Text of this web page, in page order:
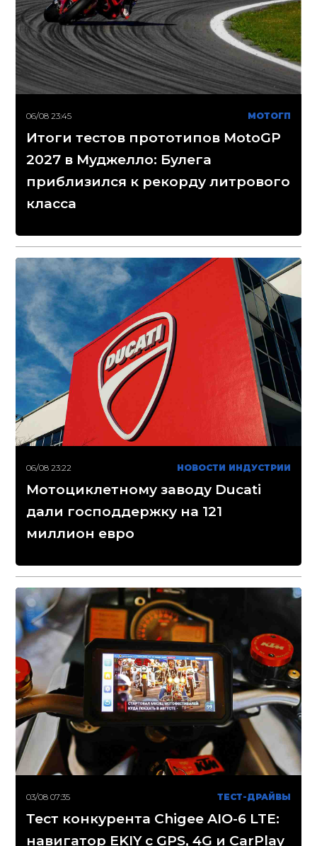
06/08 23:45 МОТОГП
Итоги тестов прототипов MotoGP
2027 в Муджелло: Булега
приблизился к рекорду литрового
класса
06/08 23:22 НОВОСТИ ИНДУСТРИИ
Мотоциклетному заводу Ducati
дали господдержку на 121
миллион евро
03/08 07:35 ТЕСТ-ДРАЙВЫ
Тест конкурента Chigee AIO-6 LTE:
навигатор EKIY с GPS, 4G и CarPlay